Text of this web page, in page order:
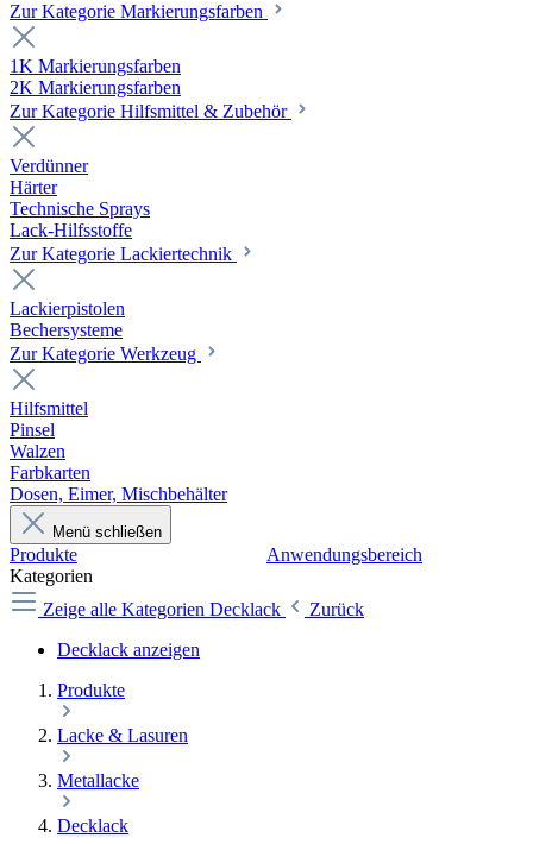
Zur Kategorie Markierungsfarben
1K Markierungsfarben
2K Markierungsfarben
Zur Kategorie Hilfsmittel & Zubehör
Verdünner
Härter
Technische Sprays
Lack-Hilfsstoffe
Zur Kategorie Lackiertechnik
Lackierpistolen
Bechersysteme
Zur Kategorie Werkzeug
Hilfsmittel
Pinsel
Walzen
Farbkarten
Dosen, Eimer, Mischbehälter
Menü schließen
Produkte
Anwendungsbereich
Kategorien
Zeige alle Kategorien Decklack
Zurück
Decklack anzeigen
Produkte
Lacke & Lasuren
Metallacke
Decklack